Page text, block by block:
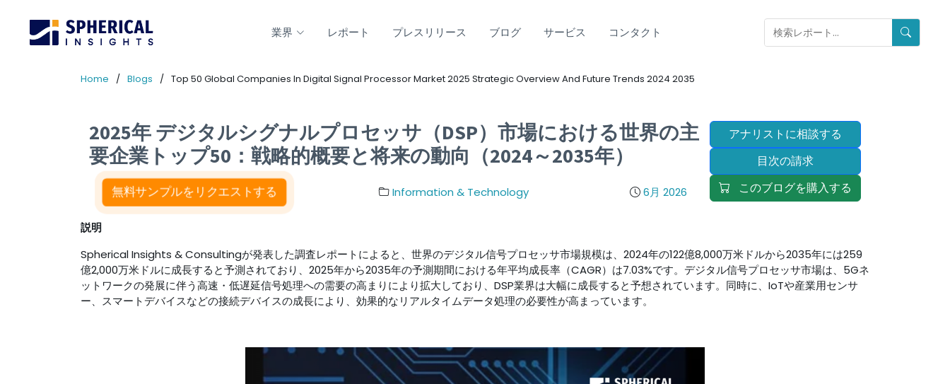
業界 レポート プレスリリース ブログ サービス コンタクト
Home Blogs Top 50 Global Companies In Digital Signal Processor Market 2025 Strategic Overview And Future Trends 2024 2035
2025年 デジタルシグナルプロセッサ（DSP）市場における世界の主
要企業トップ50：戦略的概要と将来の動向（2024～2035年）
無料サンプルをリクエストする Information & Technology 6月 2026
アナリストに相談する
目次の請求
このブログを購入する
説明
Spherical Insights & Consultingが発表した調査レポートによると、世界のデジタル信号プロセッサ市場規模は、2024年の122億8,000万米ドルから2035年には259
億2,000万米ドルに成長すると予測されており、2025年から2035年の予測期間における年平均成長率（CAGR）は7.03%です。デジタル信号プロセッサ市場は、5Gネ
ットワ​​ークの発展に伴う高速・低遅延信号処理への需要の高まりにより拡大しており、DSP業界は大幅に成長すると予想されています。同時に、IoTや産業用センサ
ー、スマートデバイスなどの接続デバイスの成長により、効果的なリアルタイムデータ処理の必要性が高まっています。